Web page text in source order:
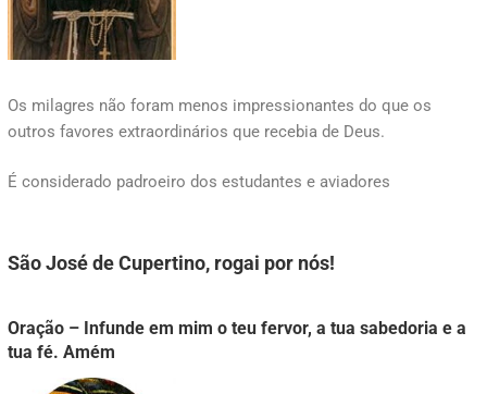
Os milagres não foram menos impressionantes do que os
outros favores extraordinários que recebia de Deus.
É considerado padroeiro dos estudantes e aviadores
São José de Cupertino, rogai por nós!
Oração – Infunde em mim o teu fervor, a tua sabedoria e a
tua fé. Amém